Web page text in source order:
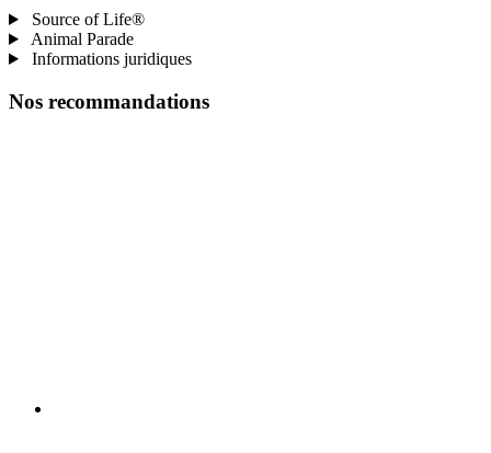
Source of Life®
Animal Parade
Informations juridiques
Nos recommandations